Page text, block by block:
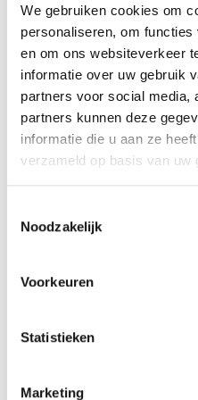
We gebruiken cookies om
personaliseren, om
en om ons websiteverkeer
informatie over uw gebruik
partners voor social media,
partners kunnen deze
informatie die u aan ze
verzameld op basis van uw
Noodzakelijk
Voorkeuren
Statistieken
Marketing
Wellicht is dit de
organisaties bloggen. Het
maar een blog is een goede
naar je website betekent
Zorg dus voor duidelijkcall-to-
opvallende buttons
10 Een blog is
jouw visie
Niet alleen ben je expert, je
niche zijn trends en
omdat het prikkelt en